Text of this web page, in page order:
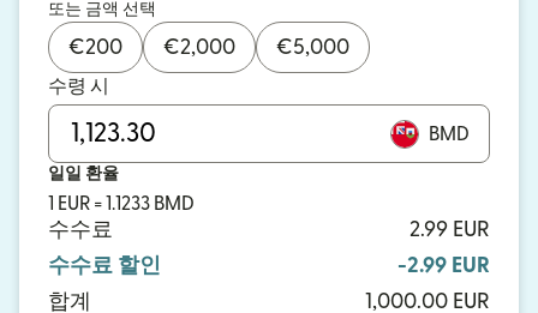
또는 금액 선택
€200 €2,000 €5,000
수령 시
BMD
일일 환율
1 EUR = 1.1233 BMD
수수료
2.99 EUR
수수료 할인
-2.99 EUR
합계
1,000.00 EUR